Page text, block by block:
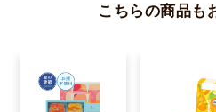
こちらの商品も